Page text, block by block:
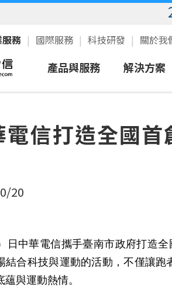
務 國際服務 科技研發 關於我
產品與服務
寬頻上網/語音
衛星通訊
解決方案
中小企業
電信打造全國
20
日中華電信攜手臺南市政府打造
結合科技與運動的活動，不僅讓
蘊與運動熱情。